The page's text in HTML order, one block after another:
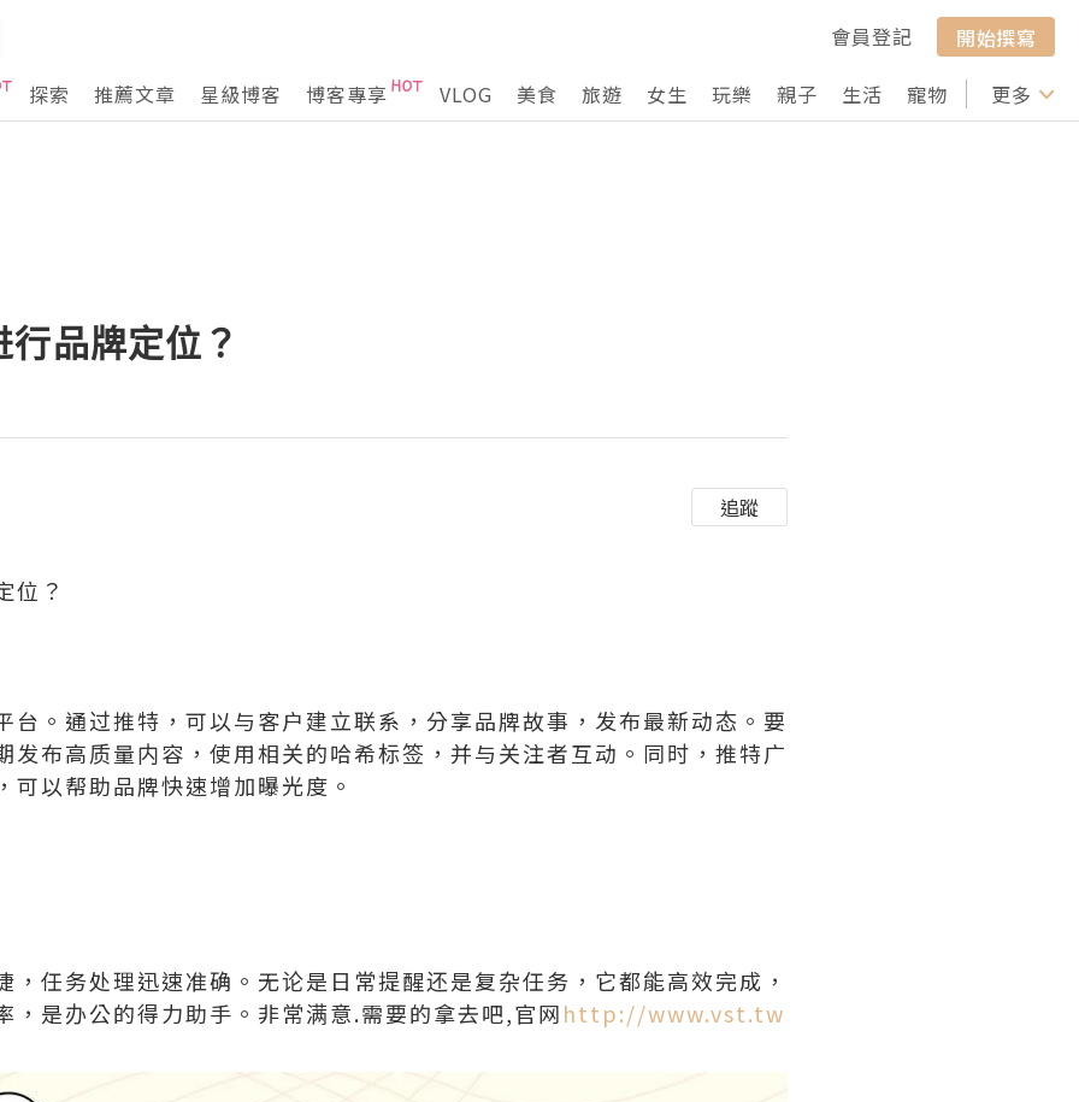
會員登記
開始撰寫
探索
推薦文章 星級博客 博客專享 VLOG 美食 旅遊 女生 玩樂 親子 生活 寵物 行山 打卡
更多
品牌定位？
追蹤
位？
台。通过推特，可以与客户建立联系，分享品牌故事，发布最新动态。要
发布高质量内容，使用相关的哈希标签，并与关注者互动。同时，推特广
可以帮助品牌快速增加曝光度。
，任务处理迅速准确。无论是日常提醒还是复杂任务，它都能高效完成，
，是办公的得力助手。非常满意.需要的拿去吧,官网http://www.vst.tw